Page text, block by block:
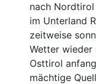
nach
im Unterland
zeitweise
Wetter wieder
Osttirol
mächtige